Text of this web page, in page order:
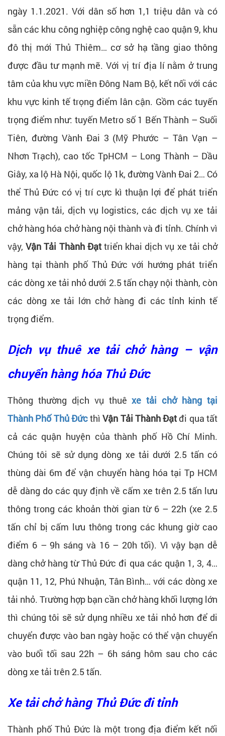
ngày 1.1.2021. Với dân số hơn 1,1 triệu dân và có
sẵn các khu công nghiệp công nghệ cao quận 9, khu
đô thị mới Thủ Thiêm… cơ sở hạ tầng giao thông
được đầu tư mạnh mẽ. Với vị trí địa lí nằm ở trung
tâm của khu vực miền Đông Nam Bộ, kết nối với các
khu vực kinh tế trọng điểm lân cận. Gồm các tuyến
trọng điểm như: tuyến Metro số 1 Bến Thành – Suối
Tiên, đường Vành Đai 3 (Mỹ Phước – Tân Vạn –
Nhơn Trạch), cao tốc TpHCM – Long Thành – Dầu
Giây, xa lộ Hà Nội, quốc lộ 1k, đường Vành Đai 2… Có
thể Thủ Đức có vị trí cực kì thuận lợi để phát triển
mảng vận tải, dịch vụ logistics, các dịch vụ xe tải
chở hàng hóa chở hàng nội thành và đi tỉnh. Chính vì
vậy,Vận Tải Thành Đạttriển khai dịch vụ xe tải chở
hàng tại thành phố Thủ Đức với hướng phát triển
các dòng xe tải nhỏ dưới 2.5 tấn chạy nội thành, còn
các dòng xe tải lớn chở hàng đi các tỉnh kinh tế
trọng điểm.
Dịch vụ thuê xe tải chở hàng – vận
chuyển hàng hóa Thủ Đức
Thông thường dịch vụ thuêxe tải chở hàng tại
Thành Phố Thủ ĐứcthìVận Tải Thành Đạt đi qua tất
cả các quận huyện của thành phố Hồ Chí Minh.
Chúng tôi sẽ sử dụng dòng xe tải dưới 2.5 tấn có
thùng dài 6m để vận chuyển hàng hóa tại Tp HCM
dễ dàng do các quy định về cấm xe trên 2.5 tấn lưu
thông trong các khoản thời gian từ 6 – 22h (xe 2.5
tấn chỉ bị cấm lưu thông trong các khung giờ cao
điểm 6 – 9h sáng và 16 – 20h tối). Vì vậy bạn dễ
dàng chở hàng từ Thủ Đức đi qua các quận 1, 3, 4…
quận 11, 12, Phú Nhuận, Tân Bình… với các dòng xe
tải nhỏ. Trường hợp bạn cần chở hàng khối lượng lớn
thì chúng tôi sẽ sử dụng nhiều xe tải nhỏ hơn để di
chuyển được vào ban ngày hoặc có thể vận chuyển
vào buổi tối sau 22h – 6h sáng hôm sau cho các
dòng xe tải trên 2.5 tấn.
Xe tải chở hàng Thủ Đức đi tỉnh
Thành phố Thủ Đức là một trong địa điểm kết nối